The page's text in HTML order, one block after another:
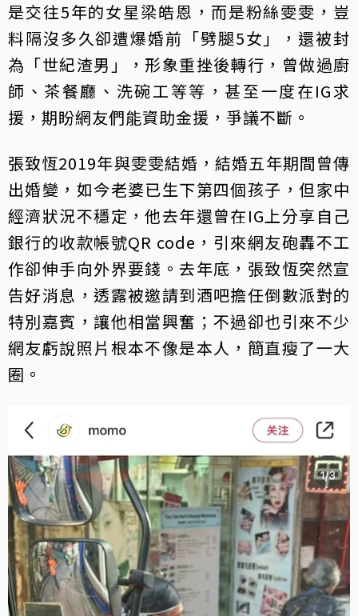
是交往5年的女星梁皓恩，而是粉絲雯雯，豈
料隔沒多久卻遭爆婚前「劈腿5女」，還被封
為「世紀渣男」，形象重挫後轉行，曾做過廚
師、茶餐廳、洗碗工等等，甚至一度在IG求
援，期盼網友們能資助金援，爭議不斷。
張致恆2019年與雯雯結婚，結婚五年期間曾傳
出婚變，如今老婆已生下第四個孩子，但家中
經濟狀況不穩定，他去年還曾在IG上分享自己
銀行的收款帳號QR code，引來網友砲轟不工
作卻伸手向外界要錢。去年底，張致恆突然宣
告好消息，透露被邀請到酒吧擔任倒數派對的
特別嘉賓，讓他相當興奮；不過卻也引來不少
網友虧說照片根本不像是本人，簡直瘦了一大
圈。